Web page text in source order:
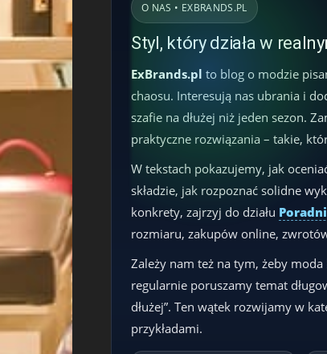
O NAS • EXBRANDS.PL
Styl, który działa w
ExBrands.pl to blog o modzie
chaosu. Interesują nas ubrania i
szafie na dłużej niż jeden sezon.
praktyczne rozwiązania – takie,
W tekstach pokazujemy, jak
składzie, jak rozpoznać solidne
konkrety, zajrzyj do działu
rozmiaru, zakupów online,
Zależy nam też na tym, żeby
regularnie poruszamy temat
dłużej”. Ten wątek rozwijamy w
przykładami.